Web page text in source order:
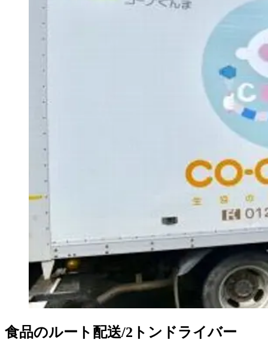
食品のルート配送/2トンドライバー